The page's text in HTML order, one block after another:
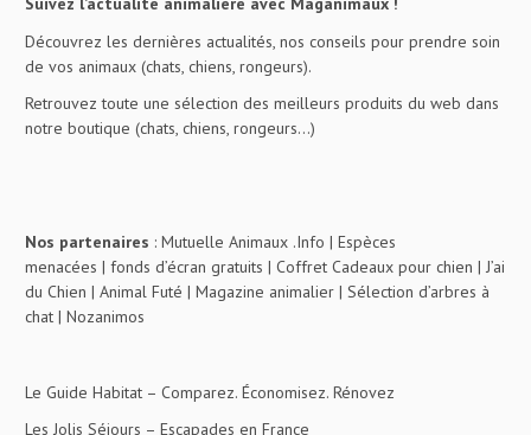
Découvrez les dernières actualités, nos conseils pour prendre soin
de vos animaux (chats, chiens, rongeurs).
Retrouvez toute une sélection des meilleurs produits du web dans
notre boutique (chats, chiens, rongeurs…)
Nos partenaires : Mutuelle Animaux .Info | Espèces
menacées | fonds d’écran gratuits | Coffret Cadeaux pour chien | J’ai
du Chien | Animal Futé | Magazine animalier | Sélection d’arbres à
chat | Nozanimos
Le Guide Habitat – Comparez. Économisez. Rénovez
Les Jolis Séjours – Escapades en France